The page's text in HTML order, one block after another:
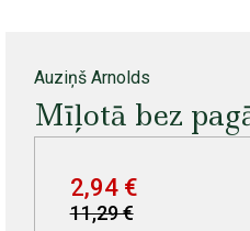
Auziņš Arnolds
Mīļotā bez
11,29 €
2,94 €